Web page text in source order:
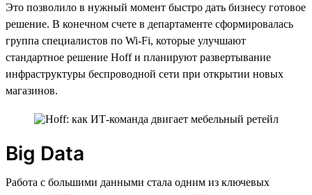
Это позволило в нужный момент быстро дать бизнесу готовое
решение. В конечном счете в департаменте сформировалась
группа специалистов по Wi-Fi, которые улучшают
стандартное решение Hoff и планируют развертывание
инфраструктуры беспроводной сети при открытии новых
магазинов.
Big Data
Работа с большими данными стала одним из ключевых